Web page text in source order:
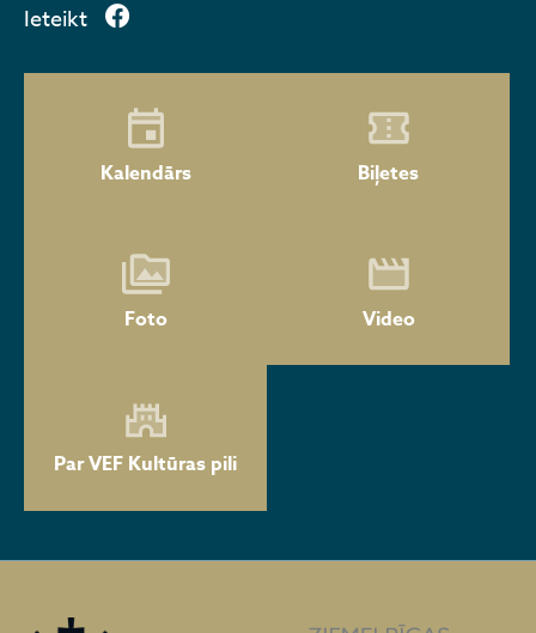
Ieteikt
Kalendārs Biļetes
Foto Video
Par VEF Kultūras pili